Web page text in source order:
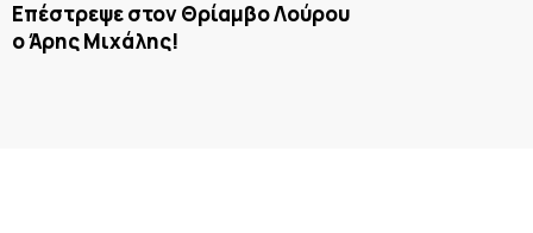
Επέστρεψε στον Θρίαμβο Λούρου
ο Άρης Μιχάλης!